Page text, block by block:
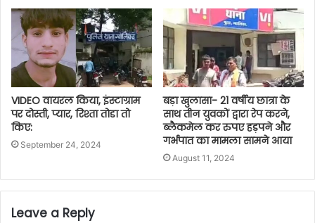
VIDEO वायरल किया, इंस्टाग्राम
पर दोस्ती, प्यार, रिश्ता तोडा तो
किए:
September 24, 2024
बड़ा खुलासा- 21 वर्षीय छात्रा के
साथ तीन युवकों द्वारा रेप करने,
ब्लैकमेल कर रुपए हड़पने और
गर्भपात का मामला सामने आया
August 11, 2024
Leave a Reply